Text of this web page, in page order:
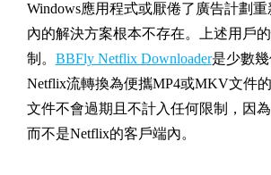
Windows應用程式或厭倦了廣告計劃
內的解決方案根本不存在。上述用戶
制。 BBFly Netflix Downloader是少數
Netflix流轉換為便攜MP4或MKV文件
文件不會過期且不計入任何限制，因
而不是Netflix的客戶端內。